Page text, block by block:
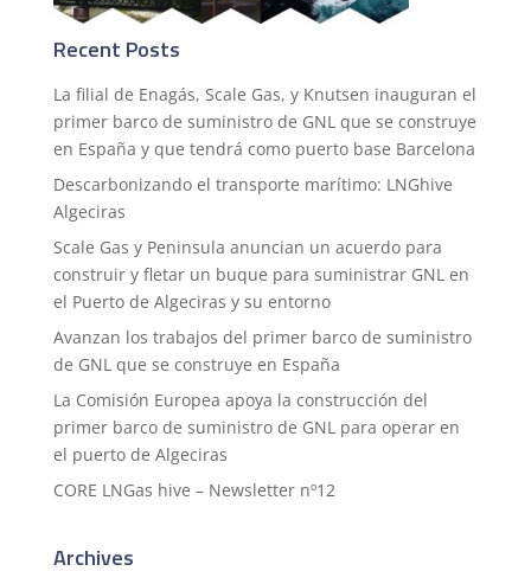
Recent Posts
La filial de Enagás, Scale Gas, y Knutsen inauguran el
primer barco de suministro de GNL que se construye
en España y que tendrá como puerto base Barcelona
Descarbonizando el transporte marítimo: LNGhive
Algeciras
Scale Gas y Peninsula anuncian un acuerdo para
construir y fletar un buque para suministrar GNL en
el Puerto de Algeciras y su entorno
Avanzan los trabajos del primer barco de suministro
de GNL que se construye en España
La Comisión Europea apoya la construcción del
primer barco de suministro de GNL para operar en
el puerto de Algeciras
CORE LNGas hive – Newsletter nº12
Archives